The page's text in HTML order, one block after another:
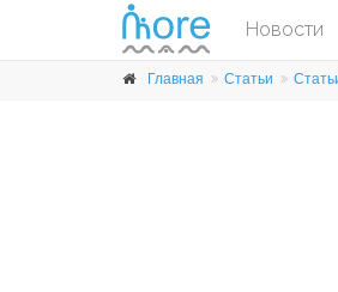
Новости
Главная Статьи